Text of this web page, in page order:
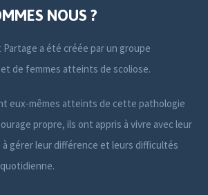
NOUS ?
Partage a été créée par un groupe
et de femmes atteints de scoliose.
eux-mêmes atteints de cette pathologie
propre, ils ont appris à vivre avec leur
à gérer leur différence et leurs difficultés